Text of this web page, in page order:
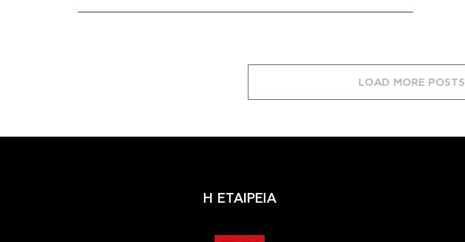
LOAD MORE POSTS
Η ΕΤΑΙΡΕΙΑ